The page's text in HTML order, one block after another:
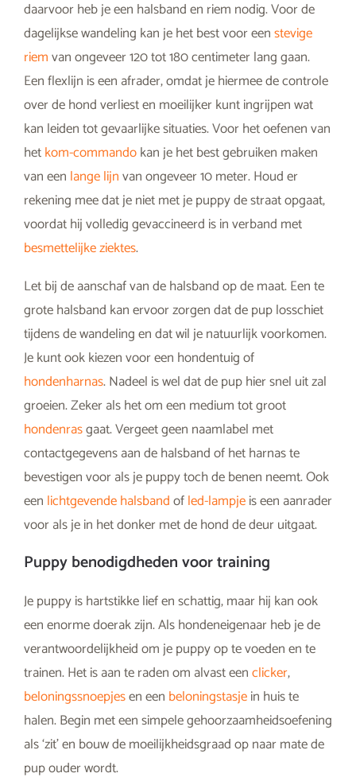
daarvoor heb je een halsband en riem nodig. Voor de
dagelijkse wandeling kan je het best voor eenstevige
riemvan ongeveer 120 tot 180 centimeter lang gaan.
Een flexlijn is een afrader, omdat je hiermee de controle
over de hond verliest en moeilijker kunt ingrijpen wat
kan leiden tot gevaarlijke situaties. Voor het oefenen van
hetkom-commandokan je het best gebruiken maken
van een lange lijnvan ongeveer 10 meter. Houd er
rekening mee dat je niet met je puppy de straat opgaat,
voordat hij volledig gevaccineerd is in verband met
besmettelijke ziektes.
Let bij de aanschaf van de halsband op de maat. Een te
grote halsband kan ervoor zorgen dat de pup losschiet
tijdens de wandeling en dat wil je natuurlijk voorkomen.
Je kunt ook kiezen voor een hondentuig of
hondenharnas. Nadeel is wel dat de pup hier snel uit zal
groeien. Zeker als het om een medium tot groot
hondenrasgaat. Vergeet geen naamlabel met
contactgegevens aan de halsband of het harnas te
bevestigen voor als je puppy toch de benen neemt. Ook
een lichtgevende halsbandofled-lampjeis een aanrader
voor als je in het donker met de hond de deur uitgaat.
Puppy benodigdheden voor training
Je puppy is hartstikke lief en schattig, maar hij kan ook
een enorme doerak zijn. Als hondeneigenaar heb je de
verantwoordelijkheid om je puppy op te voeden en te
trainen. Het is aan te raden om alvast eenclicker,
beloningssnoepjesen een beloningstasjein huis te
halen. Begin met een simpele gehoorzaamheidsoefening
als ‘zit’ en bouw de moeilijkheidsgraad op naar mate de
pup ouder wordt.